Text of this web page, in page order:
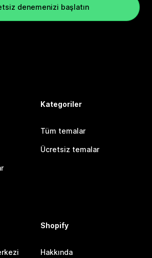
denemenizi başlatın
Kategoriler
Tüm temalar
Ücretsiz temalar
Shopify
Hakkında